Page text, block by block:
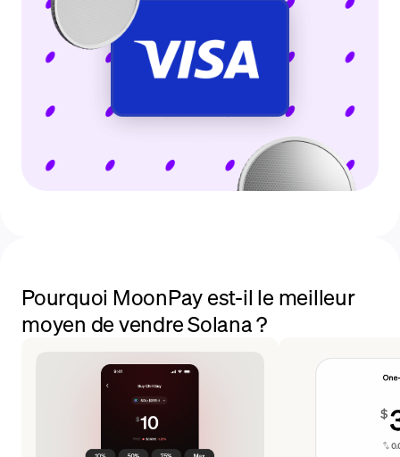
Pourquoi MoonPay est-il le meilleur
moyen de vendre Solana ?